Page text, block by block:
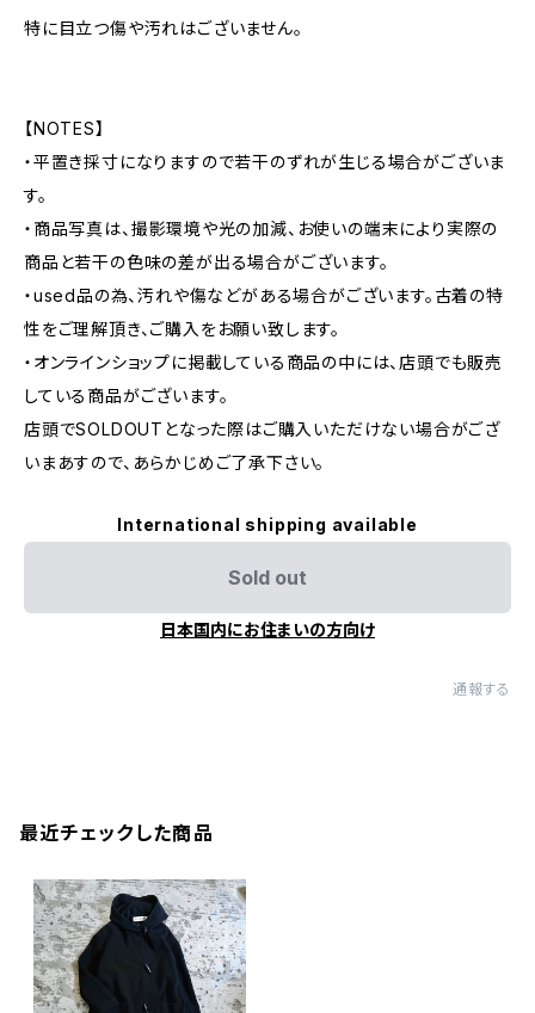
特に目立つ傷や汚れはございません。
【NOTES】
・平置き採寸になりますので若干のずれが生じる場合がございま
す。
・商品写真は、撮影環境や光の加減、お使いの端末により実際の
商品と若干の色味の差が出る場合がございます。
・used品の為、汚れや傷などがある場合がございます。古着の特
性をご理解頂き、ご購入をお願い致します。
・オンラインショップに掲載している商品の中には、店頭でも販売
している商品がございます。
店頭でSOLDOUTとなった際はご購入いただけない場合がござ
いまあすので、あらかじめご了承下さい。
International shipping available
Sold out
日本国内にお住まいの方向け
通報する
最近チェックした商品